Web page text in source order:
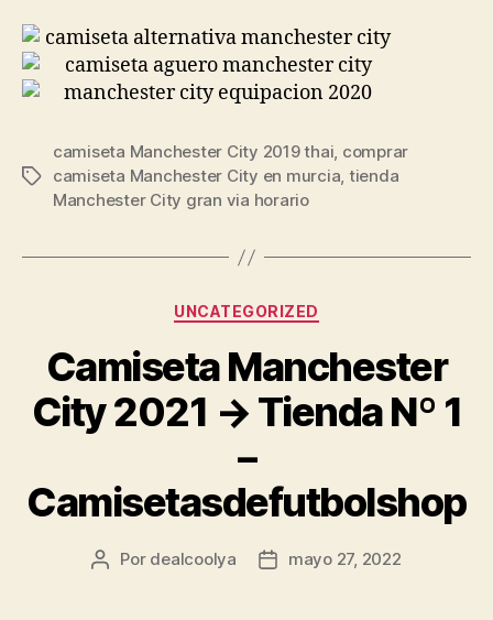
Etiquetas
camiseta Manchester City 2019 thai, comprar
camiseta Manchester City en murcia, tienda
Manchester City gran via horario
Categorías
UNCATEGORIZED
Camiseta Manchester
City 2021 → Tienda Nº 1
–
Camisetasdefutbolshop
Autor
Por dealcoolya
Fechamayo 27, 2022